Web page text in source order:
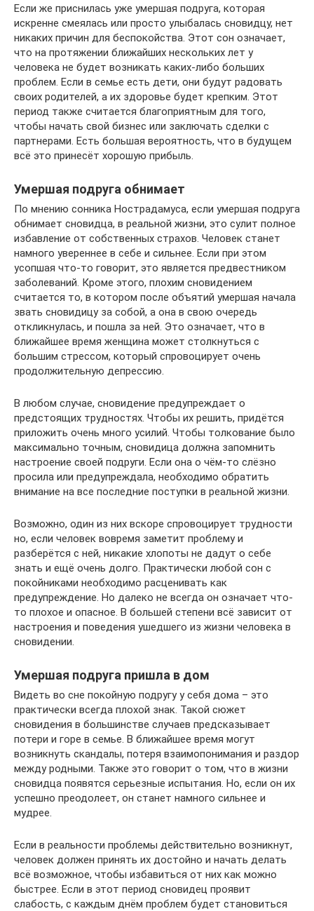
Если же приснилась уже умершая подруга, которая
искренне смеялась или просто улыбалась сновидцу, нет
никаких причин для беспокойства. Этот сон означает,
что на протяжении ближайших нескольких лет у
человека не будет возникать каких-либо больших
проблем. Если в семье есть дети, они будут радовать
своих родителей, а их здоровье будет крепким. Этот
период также считается благоприятным для того,
чтобы начать свой бизнес или заключать сделки с
партнерами. Есть большая вероятность, что в будущем
всё это принесёт хорошую прибыль.
Умершая подруга обнимает
По мнению сонника Нострадамуса, если умершая подруга
обнимает сновидца, в реальной жизни, это сулит полное
избавление от собственных страхов. Человек станет
намного увереннее в себе и сильнее. Если при этом
усопшая что-то говорит, это является предвестником
заболеваний. Кроме этого, плохим сновидением
считается то, в котором после объятий умершая начала
звать сновидицу за собой, а она в свою очередь
откликнулась, и пошла за ней. Это означает, что в
ближайшее время женщина может столкнуться с
большим стрессом, который спровоцирует очень
продолжительную депрессию.
В любом случае, сновидение предупреждает о
предстоящих трудностях. Чтобы их решить, придётся
приложить очень много усилий. Чтобы толкование было
максимально точным, сновидица должна запомнить
настроение своей подруги. Если она о чём-то слёзно
просила или предупреждала, необходимо обратить
внимание на все последние поступки в реальной жизни.
Возможно, один из них вскоре спровоцирует трудности
но, если человек вовремя заметит проблему и
разберётся с ней, никакие хлопоты не дадут о себе
знать и ещё очень долго. Практически любой сон с
покойниками необходимо расценивать как
предупреждение. Но далеко не всегда он означает что-
то плохое и опасное. В большей степени всё зависит от
настроения и поведения ушедшего из жизни человека в
сновидении.
Умершая подруга пришла в дом
Видеть во сне покойную подругу у себя дома – это
практически всегда плохой знак. Такой сюжет
сновидения в большинстве случаев предсказывает
потери и горе в семье. В ближайшее время могут
возникнуть скандалы, потеря взаимопонимания и раздор
между родными. Также это говорит о том, что в жизни
сновидца появятся серьезные испытания. Но, если он их
успешно преодолеет, он станет намного сильнее и
мудрее.
Если в реальности проблемы действительно возникнут,
человек должен принять их достойно и начать делать
всё возможное, чтобы избавиться от них как можно
быстрее. Если в этот период сновидец проявит
слабость, с каждым днём проблем будет становиться